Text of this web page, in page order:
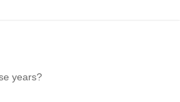
years?